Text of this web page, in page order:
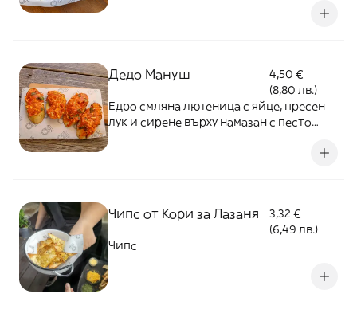
Дедо Мануш
4,50 €
(8,80 лв.)
Едро смляна лютеница с яйце, пресен
лук и сирене върху намазан с песто
Чипс от Кори за Лазаня
3,32 €
(6,49 лв.)
Чипс